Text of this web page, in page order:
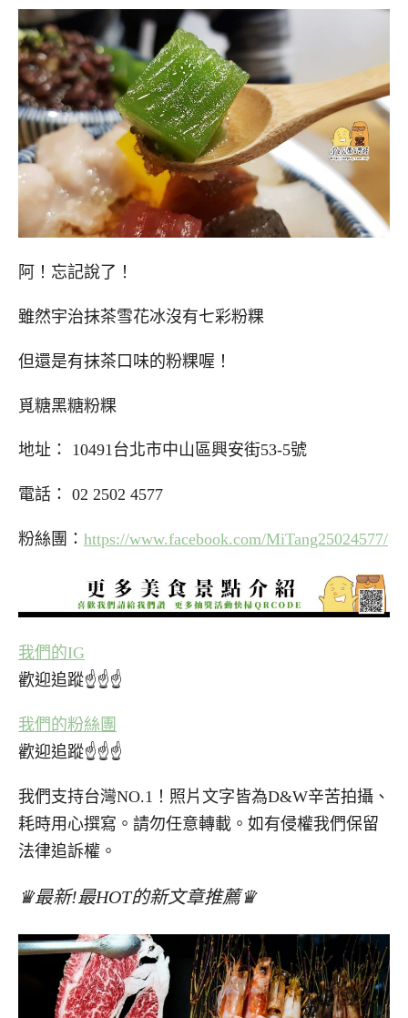
阿！忘記說了！
雖然宇治抹茶雪花冰沒有七彩粉粿
但還是有抹茶口味的粉粿喔！
覓糖黑糖粉粿
地址： 10491台北市中山區興安街53-5號
電話： 02 2502 4577
粉絲團： https://www.facebook.com/MiTang25024577/
我們的IG
歡迎追蹤☝☝☝
我們的粉絲團
歡迎追蹤☝☝☝
我們支持台灣NO.1！照片文字皆為D&W辛苦拍攝、
耗時用心撰寫。請勿任意轉載。如有侵權我們保留
法律追訴權。
♛最新!最HOT的新文章推薦♛